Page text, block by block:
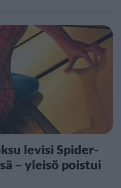
levisi Spider-
– yleisö poistui